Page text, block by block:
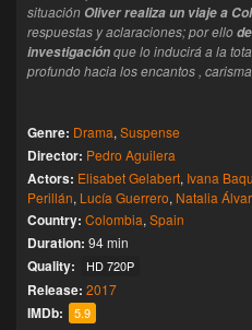
situación Oliver realiza un viaje a
respuestas y aclaraciones; por ello
investigaciónque lo inducirá a la
profundo hacia los encantos ,
Genre: Drama, Suspense
Director: Pedro Aguilera
Actors: Elisabet Gelabert, Ivana
Perillán, Lucía Guerrero, Natalia
Country: Colombia, Spain
Duration: 94 min
Quality: HD 720P
Release: 2017
IMDb: 5.9